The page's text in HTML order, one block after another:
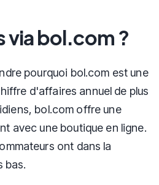
via bol.com ?
pourquoi bol.com est une
d'affaires annuel de plus
bol.com offre une
avec une boutique en ligne.
ont dans la
bas.